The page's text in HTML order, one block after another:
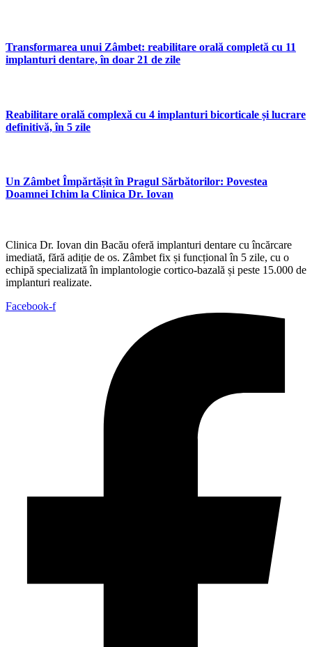
Transformarea unui Zâmbet: reabilitare orală completă cu 11
implanturi dentare, în doar 21 de zile
Reabilitare orală complexă cu 4 implanturi bicorticale și lucrare
definitivă, în 5 zile
Un Zâmbet Împărtășit în Pragul Sărbătorilor: Povestea
Doamnei Ichim la Clinica Dr. Iovan
Clinica Dr. Iovan din Bacău oferă implanturi dentare cu încărcare
imediată, fără adiție de os. Zâmbet fix și funcțional în 5 zile, cu o
echipă specializată în implantologie cortico-bazală și peste 15.000 de
implanturi realizate.
Facebook-f